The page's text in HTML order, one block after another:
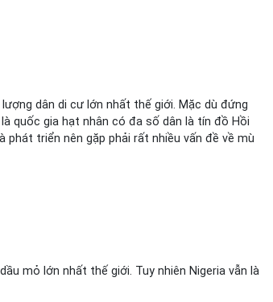
dân di cư lớn nhất thế giới. Mặc dù đứng
quốc gia hạt nhân có đa số dân là tín đồ Hồi
triển nên gặp phải rất nhiều vấn đề về mù
mỏ lớn nhất thế giới. Tuy nhiên Nigeria vẫn là